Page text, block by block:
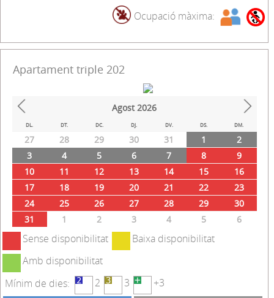
Ocupació màxima:
Apartament triple 202
Prev Next
Agost 2026
DL. DT. DC. DJ. DV. DS. DM.
27 28 29 30 31 1
2
3
4 5 6 7 8
9
10
11 12 13 14 15
16
17
18 19 20 21 22
23
24
25 26 27 28 29
30
31
1 2 3 4 5 6
Sense disponibilitat
Baixa disponibilitat
Amb disponibilitat
Mínim de dies:
2 3 +3